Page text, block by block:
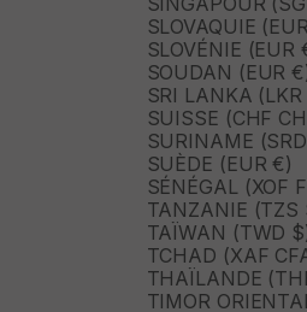
SLOVAQUIE
SLOVÉNIE (EUR
SOUDAN (EUR
SRI LANKA
SUISSE (CHF
SURINAME
SUÈDE (EUR €)
SÉNÉGAL (XOF
TANZANIE (TZS
TAÏWAN (TWD
TCHAD (XAF
THAÏLANDE
TIMOR